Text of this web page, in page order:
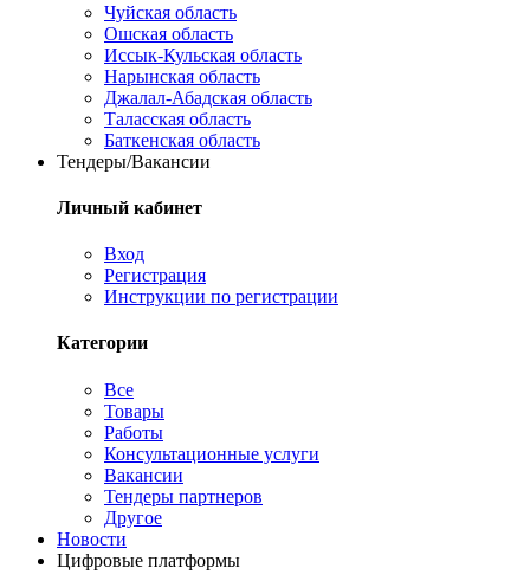
Чуйская область
Ошская область
Иссык-Кульская область
Нарынская область
Джалал-Абадская область
Таласская область
Баткенская область
Тендеры/Вакансии
Личный кабинет
Вход
Регистрация
Инструкции по регистрации
Категории
Все
Товары
Работы
Консультационные услуги
Вакансии
Тендеры партнеров
Другое
Новости
Цифровые платформы